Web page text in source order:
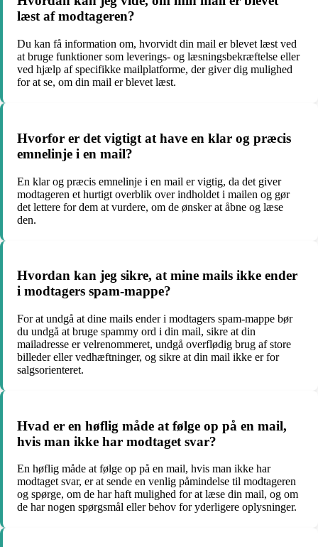
læst af modtageren?
Du kan få information om, hvorvidt din mail er blevet læst ved
at bruge funktioner som leverings- og læsningsbekræftelse eller
ved hjælp af specifikke mailplatforme, der giver dig mulighed
for at se, om din mail er blevet læst.
Hvorfor er det vigtigt at have en klar og præcis
emnelinje i en mail?
En klar og præcis emnelinje i en mail er vigtig, da det giver
modtageren et hurtigt overblik over indholdet i mailen og gør
det lettere for dem at vurdere, om de ønsker at åbne og læse
den.
Hvordan kan jeg sikre, at mine mails ikke ender
i modtagers spam-mappe?
For at undgå at dine mails ender i modtagers spam-mappe bør
du undgå at bruge spammy ord i din mail, sikre at din
mailadresse er velrenommeret, undgå overflødig brug af store
billeder eller vedhæftninger, og sikre at din mail ikke er for
salgsorienteret.
Hvad er en høflig måde at følge op på en mail,
hvis man ikke har modtaget svar?
En høflig måde at følge op på en mail, hvis man ikke har
modtaget svar, er at sende en venlig påmindelse til modtageren
og spørge, om de har haft mulighed for at læse din mail, og om
de har nogen spørgsmål eller behov for yderligere oplysninger.